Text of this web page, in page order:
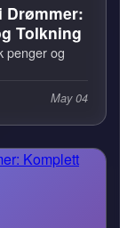
Drømmer:
Tolkning
penger og
May 04